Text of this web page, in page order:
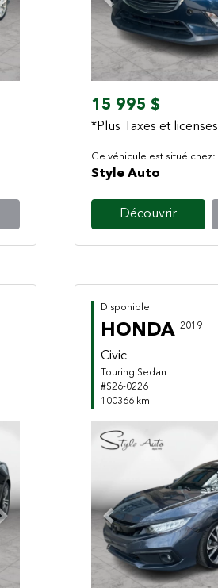
Next Previous
15 995 $
*Plus Taxes et licenses
Ce véhicule est situé chez:
Style Auto
Découvrir
Next
Disponible
HONDA 2019
Civic
Touring Sedan
#S26-0226
100366 km
Previous